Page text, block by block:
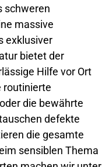
schweren
massive
exklusiver
bietet der
Hilfe vor Ort
routinierte
oder die bewährte
defekte
die gesamte
sensiblen Thema